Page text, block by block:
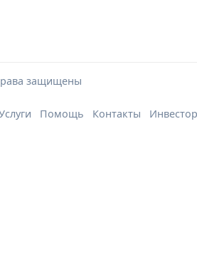
защищены
Помощь Контакты